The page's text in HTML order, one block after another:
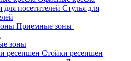
Стулья для
Приемные зоны
зоны
Стойки ресепшен